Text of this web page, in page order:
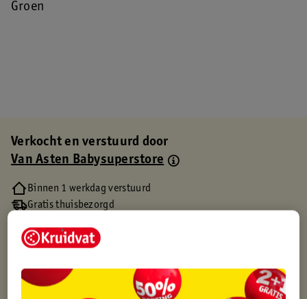
Groen
Verkocht en verstuurd door
Van Asten Babysuperstore
Binnen 1 werkdag verstuurd
Gratis thuisbezorgd
Gratis punten met je Kruidvat kaart